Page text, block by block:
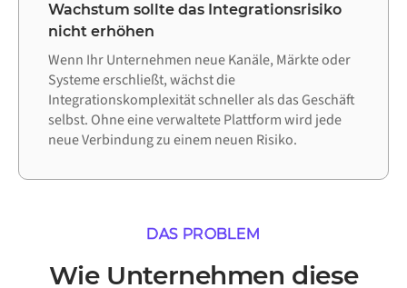
Wachstum sollte das Integrationsrisiko
nicht erhöhen
Wenn Ihr Unternehmen neue Kanäle, Märkte oder
Systeme erschließt, wächst die
Integrationskomplexität schneller als das Geschäft
selbst. Ohne eine verwaltete Plattform wird jede
neue Verbindung zu einem neuen Risiko.
DAS PROBLEM
Wie Unternehmen diese